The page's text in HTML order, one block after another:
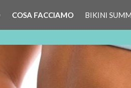
COSA FACCIAMO BIKINI